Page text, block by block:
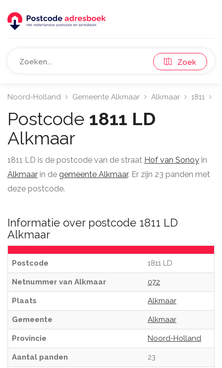
Zoek
Noord-Holland Gemeente Alkmaar Alkmaar 1811
Postcode 1811 LD
Alkmaar
1811 LD is de postcode van de straat Hof van Sonoy in
Alkmaar in de gemeente Alkmaar. Er zijn 23 panden met
deze postcode.
Informatie over postcode 1811 LD
Alkmaar
Postcode 1811 LD
Netnummer van Alkmaar 072
Plaats Alkmaar
Gemeente Alkmaar
Provincie Noord-Holland
Aantal panden 23